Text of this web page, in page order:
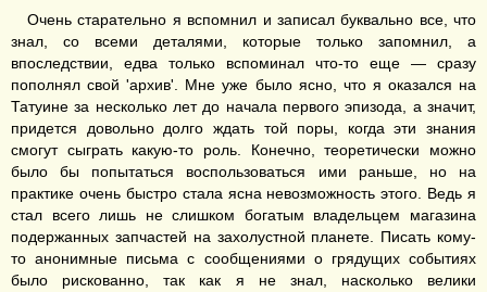
Очень старательно я вспомнил и записал буквально все, что
знал, со всеми деталями, которые только запомнил, а
впоследствии, едва только вспоминал что-то еще — сразу
пополнял свой 'архив'. Мне уже было ясно, что я оказался на
Татуине за несколько лет до начала первого эпизода, а значит,
придется довольно долго ждать той поры, когда эти знания
смогут сыграть какую-то роль. Конечно, теоретически можно
было бы попытаться воспользоваться ими раньше, но на
практике очень быстро стала ясна невозможность этого. Ведь я
стал всего лишь не слишком богатым владельцем магазина
подержанных запчастей на захолустной планете. Писать кому-
то анонимные письма с сообщениями о грядущих событиях
было рискованно, так как я не знал, насколько велики